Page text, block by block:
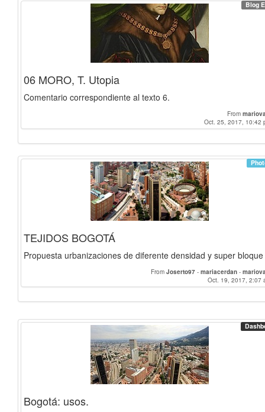
Blog
06 MORO, T. Utopia
Comentario correspondiente al texto 6.
From
Oct. 25, 2017, 10:42
TEJIDOS BOGOTÁ
Propuesta urbanizaciones de diferente densidad y super bloque
From Joserto97 - mariacerdan -
Oct. 19, 2017, 2:07
Bogotá: usos.